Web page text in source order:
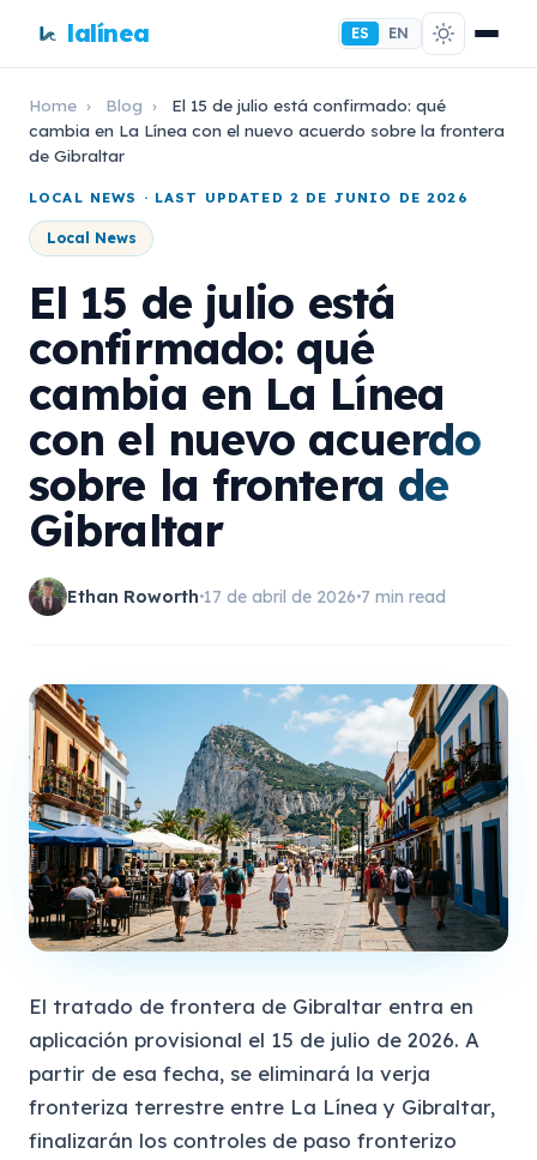
lalínea ES EN
Home › Blog ›
El 15 de julio está confirmado: qué
cambia en La Línea con el nuevo acuerdo sobre la frontera
de Gibraltar
LOCAL NEWS · LAST UPDATED 2 DE JUNIO DE 2026
Local News
El 15 de julio está
confirmado: qué
cambia en La Línea
con el nuevo acuerdo
sobre la frontera de
Gibraltar
Ethan Roworth•17 de abril de 2026•7 min read
El tratado de frontera de Gibraltar entra en
aplicación provisional el 15 de julio de 2026. A
partir de esa fecha, se eliminará la verja
fronteriza terrestre entre La Línea y Gibraltar,
finalizarán los controles de paso fronterizo